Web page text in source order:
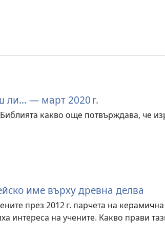
ли... — март 2020 г.
какво още потвърждава, че
име върху древна делва
през 2012 г. парчета на
интереса на учените. Какво прави